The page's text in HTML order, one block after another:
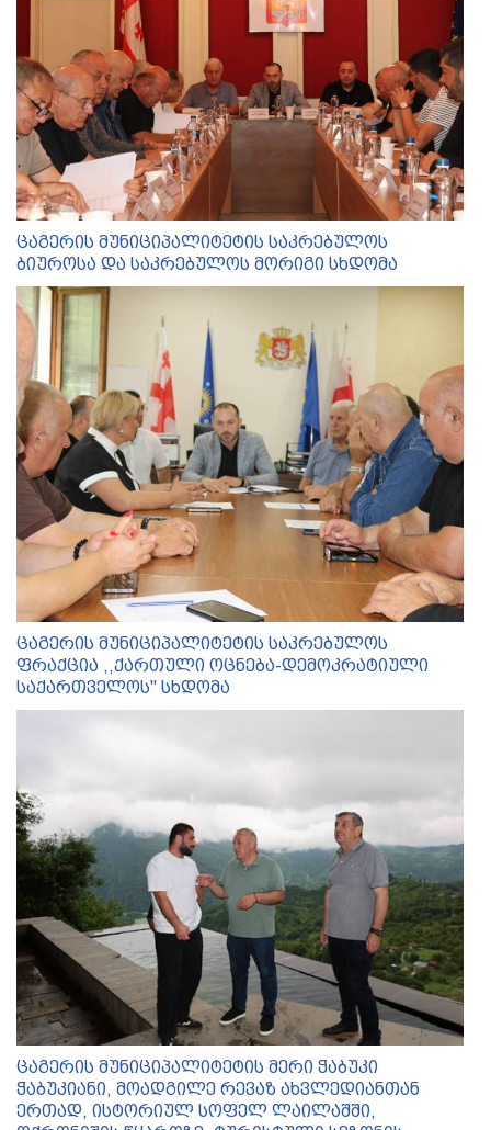
ცაგერის მუნიციპალიტეტის საკრებულოს
ბიუროსა და საკრებულოს მორიგი სხდომა
ცაგერის მუნიციპალიტეტის საკრებულოს
ფრაქცია ,,ქართული ოცნება-დემოკრატიული
საქართველოს'' სხდომა
ცაგერის მუნიციპალიტეტის მერი ჭაბუკი
ჭაბუკიანი, მოადგილე რევაზ ახვლედიანთან
ერთად, ისტორიულ სოფელ ლაილაშში,